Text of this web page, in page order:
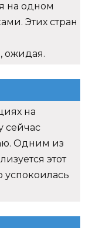
на одном
Этих стран
ожидая.
на
сейчас
Одним из
этот
успокоилась